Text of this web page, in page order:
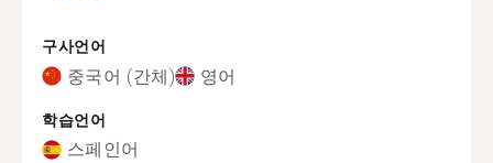
구사언어
중국어 (간체) 영어
학습언어
스페인어